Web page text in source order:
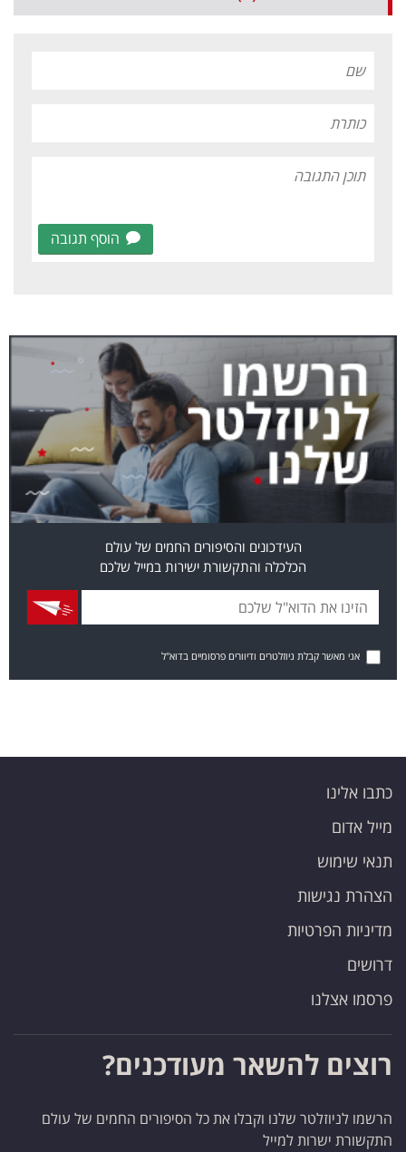
הוסף תגובה
העידכונים והסיפורים החמים של עולם
הכלכלה והתקשורת ישירות במייל שלכם
אני מאשר קבלת ניוזלטרים ודיוורים פרסומיים בדוא"ל
כתבו אלינו
מייל אדום
תנאי שימוש
הצהרת נגישות
מדיניות הפרטיות
דרושים
פרסמו אצלנו
רוצים להשאר מעודכנים?
הרשמו לניוזלטר שלנו וקבלו את כל הסיפורים החמים של עולם
התקשורת ישרות למייל